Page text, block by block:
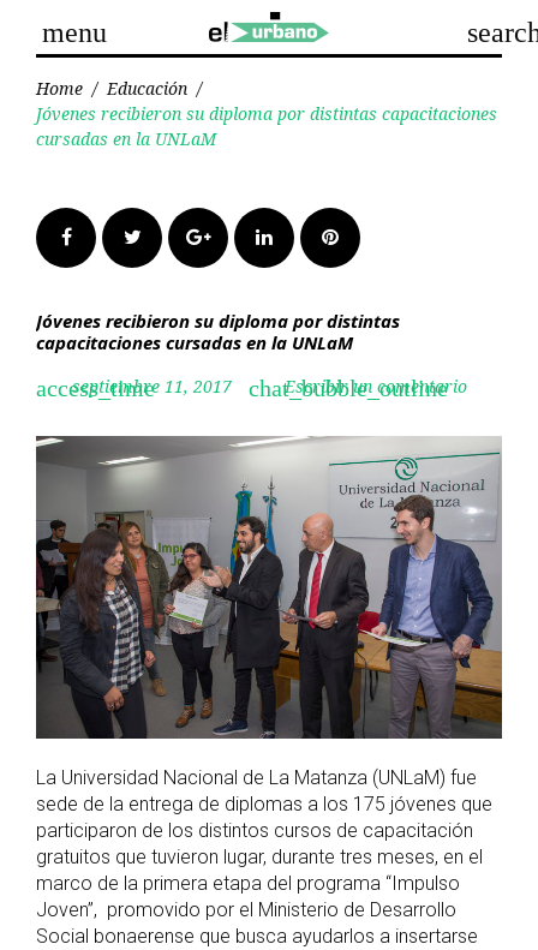
content
menu
Home / Educación /
Jóvenes recibieron su diploma por distintas capacitaciones
cursadas en la UNLaM
FacebookTwitter Google+LinkedInPinterest
Jóvenes recibieron su diploma por distintas
capacitaciones cursadas en la UNLaM
access_time
septiembre 11, 2017 chat_bubble_outline
Escribir un comentario
La Universidad Nacional de La Matanza (UNLaM) fue
sede de la entrega de diplomas a los 175 jóvenes que
participaron de los distintos cursos de capacitación
gratuitos que tuvieron lugar, durante tres meses, en el
marco de la primera etapa del programa “Impulso
Joven”, promovido por el Ministerio de Desarrollo
Social bonaerense que busca ayudarlos a insertarse